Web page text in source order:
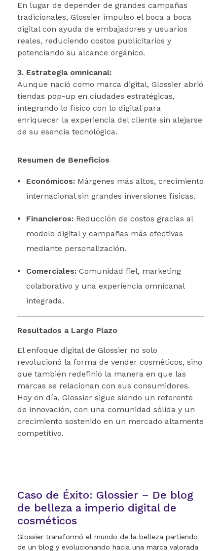
En lugar de depender de grandes campañas
tradicionales, Glossier impulsó el boca a boca
digital con ayuda de embajadores y usuarios
reales, reduciendo costos publicitarios y
potenciando su alcance orgánico.
3. Estrategia omnicanal:
Aunque nació como marca digital, Glossier abrió
tiendas pop-up en ciudades estratégicas,
integrando lo físico con lo digital para
enriquecer la experiencia del cliente sin alejarse
de su esencia tecnológica.
Resumen de Beneficios
Económicos:Márgenes más altos, crecimiento
internacional sin grandes inversiones físicas.
Financieros:Reducción de costos gracias al
modelo digital y campañas más efectivas
mediante personalización.
Comerciales:Comunidad fiel, marketing
colaborativo y una experiencia omnicanal
integrada.
Resultados a Largo Plazo
El enfoque digital de Glossier no solo
revolucionó la forma de vender cosméticos, sino
que también redefinió la manera en que las
marcas se relacionan con sus consumidores.
Hoy en día, Glossier sigue siendo un referente
de innovación, con una comunidad sólida y un
crecimiento sostenido en un mercado altamente
competitivo.
Caso de Éxito: Glossier – De blog
de belleza a imperio digital de
cosméticos
Glossier transformó el mundo de la belleza partiendo
de un blog y evolucionando hacia una marca valorada